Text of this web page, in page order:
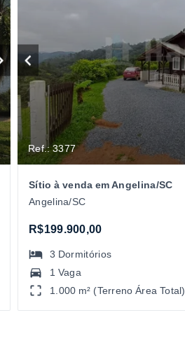
Ref.: 3377
Sítio à venda em Angelina/SC
Angelina/SC
R$199.900,00
3 Dormitórios
1 Vaga
1.000 m² (Terreno Área Total)